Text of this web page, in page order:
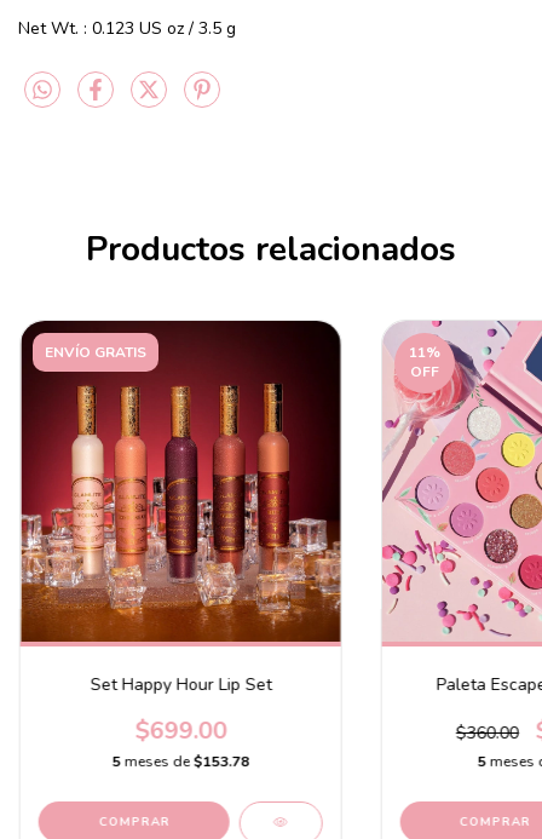
Net Wt. : 0.123 US oz / 3.5 g
Productos relacionados
ENVÍO GRATIS
Set Happy Hour Lip Set
$699.00
5meses de$153.78
11%
OFF
Paleta
$360.00
5meses